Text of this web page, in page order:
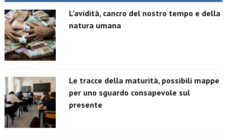
L’avidità, cancro del nostro tempo e della
natura umana
Le tracce della maturità, possibili mappe
per uno sguardo consapevole sul
presente